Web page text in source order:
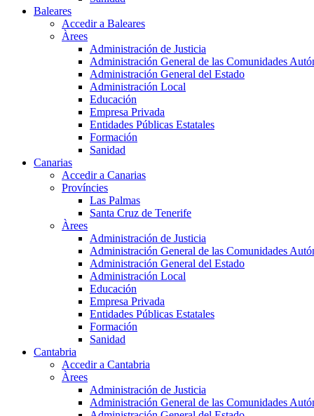
Baleares
Accedir a Baleares
Àrees
Administración de Justicia
Administración General de las Comunidades
Administración General del Estado
Administración Local
Educación
Empresa Privada
Entidades Públicas Estatales
Formación
Sanidad
Canarias
Accedir a Canarias
Províncies
Las Palmas
Santa Cruz de Tenerife
Àrees
Administración de Justicia
Administración General de las Comunidades
Administración General del Estado
Administración Local
Educación
Empresa Privada
Entidades Públicas Estatales
Formación
Sanidad
Cantabria
Accedir a Cantabria
Àrees
Administración de Justicia
Administración General de las Comunidades